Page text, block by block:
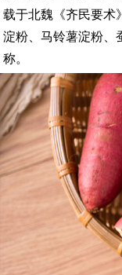
载于北魏《齐民要术
淀粉、马铃薯淀粉、
称。